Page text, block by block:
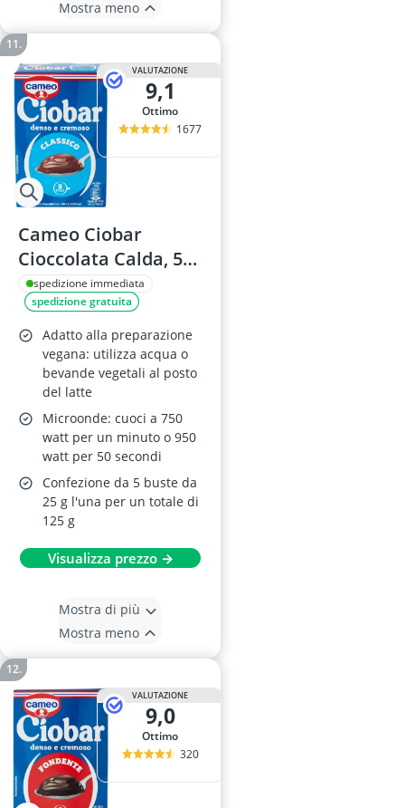
Mostra meno
VALUTAZIONE
9,1
Ottimo
1677
Cameo Ciobar
Cioccolata Calda, 5
buste
spedizione immediata
spedizione gratuita
Adatto alla preparazione
vegana: utilizza acqua o
bevande vegetali al posto
del latte
Microonde: cuoci a 750
watt per un minuto o 950
watt per 50 secondi
Confezione da 5 buste da
25 g l'una per un totale di
125 g
Visualizza prezzo →
Mostra di più
Mostra meno
VALUTAZIONE
9,0
Ottimo
320